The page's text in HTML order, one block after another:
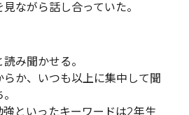
ながら話し合っていた。
み聞かせる。
らか、いつも以上に集中して聞
といったキーワードは2年生